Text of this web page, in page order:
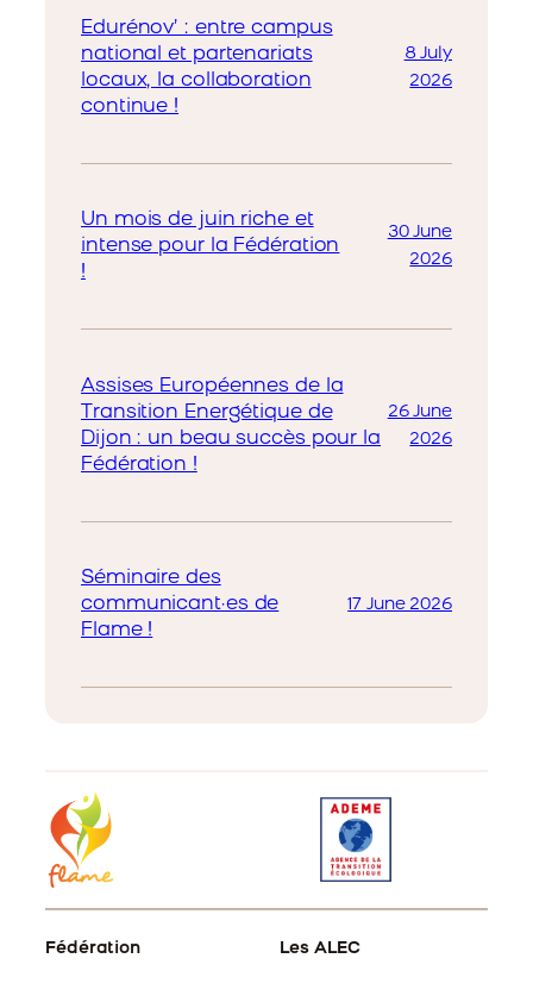
Edurénov’ : entre campus
national et partenariats
locaux, la collaboration
continue !
8 July
2026
Un mois de juin riche et
intense pour la Fédération
!
30 June
2026
Assises Européennes de la
Transition Energétique de
Dijon : un beau succès pour la
Fédération !
26 June
2026
Séminaire des
communicant·es de
Flame !
17 June 2026
Fédération Les ALEC